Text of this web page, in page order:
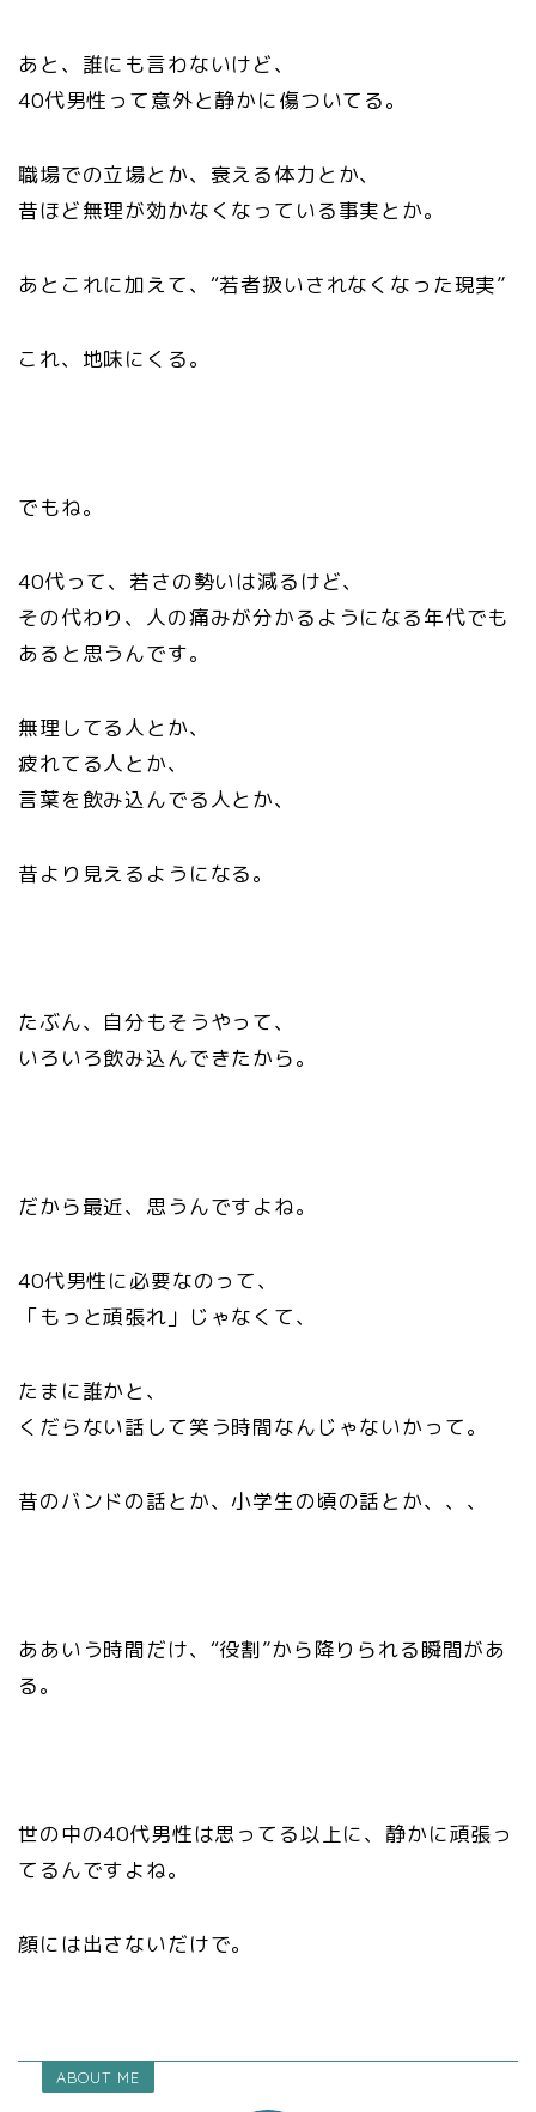
あと、誰にも言わないけど、
40代男性って意外と静かに傷ついてる。
職場での立場とか、衰える体力とか、
昔ほど無理が効かなくなっている事実とか。
あとこれに加えて、“若者扱いされなくなった現実”
これ、地味にくる。
でもね。
40代って、若さの勢いは減るけど、
その代わり、人の痛みが分かるようになる年代でも
あると思うんです。
無理してる人とか、
疲れてる人とか、
言葉を飲み込んでる人とか、
昔より見えるようになる。
たぶん、自分もそうやって、
いろいろ飲み込んできたから。
だから最近、思うんですよね。
40代男性に必要なのって、
「もっと頑張れ」じゃなくて、
たまに誰かと、
くだらない話して笑う時間なんじゃないかって。
昔のバンドの話とか、小学生の頃の話とか、、、
ああいう時間だけ、“役割”から降りられる瞬間があ
る。
世の中の40代男性は思ってる以上に、静かに頑張っ
てるんですよね。
顔には出さないだけで。
ABOUT ME